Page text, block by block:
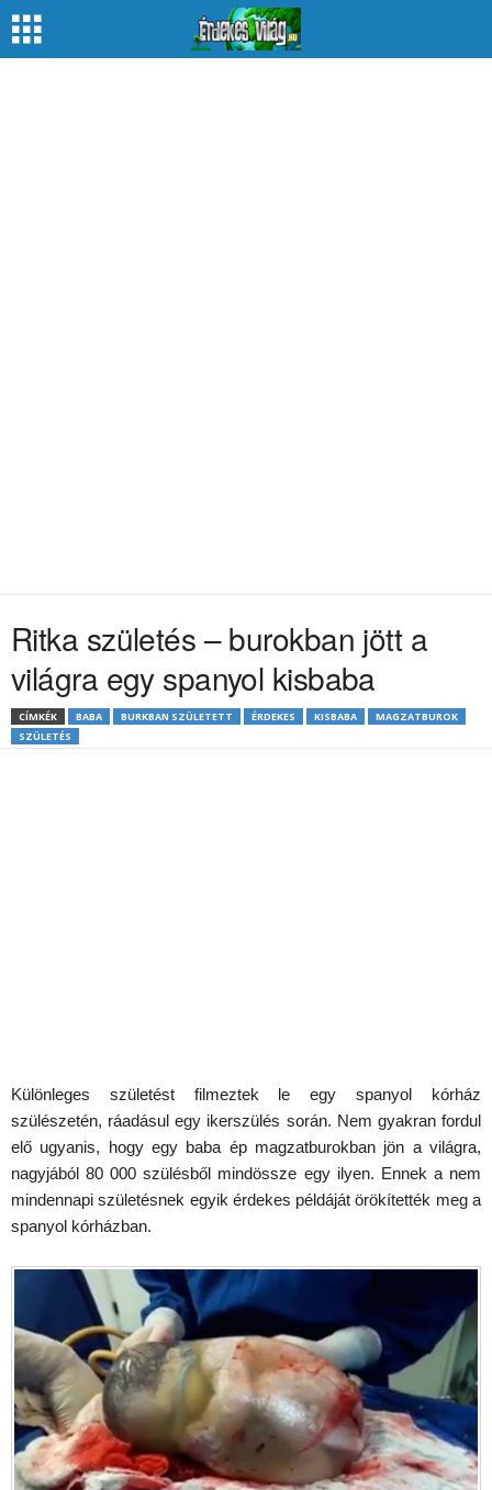
Ritka születés – burokban jött a
világra egy spanyol kisbaba
CÍMKÉK BABA BURKBAN SZÜLETETT ÉRDEKES KISBABA
MAGZATBUROK
SZÜLETÉS
Különleges születést filmeztek le egy spanyol kórház
szülészetén, ráadásul egy ikerszülés során. Nem gyakran fordul
elő ugyanis, hogy egy baba ép magzatburokban jön a világra,
nagyjából 80 000 szülésből mindössze egy ilyen. Ennek a nem
mindennapi születésnek egyik érdekes példáját örökítették meg a
spanyol kórházban.